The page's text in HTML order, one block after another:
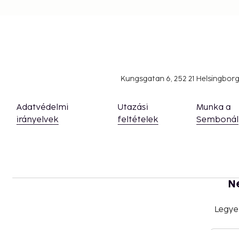
Up to 11 children stay free when occupying the
Only registered guests are allowed in the
The property has connecting/adjoining rooms,
Guests can arrange to bring pets by
(surcharges apply and can be found in the Fees
Kungsgatan 6, 252 21
Adatvédelmi
irányelvek
Utazási
feltételek
Munka a
Sembonál